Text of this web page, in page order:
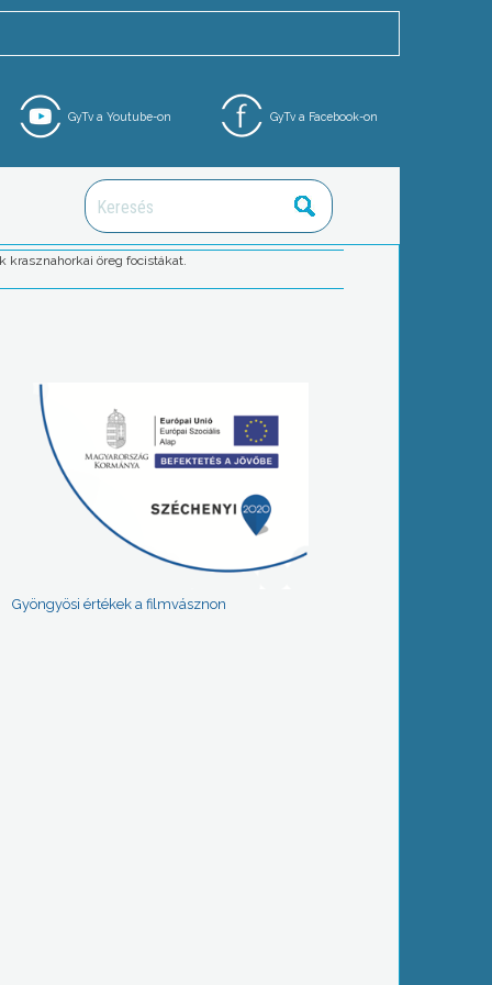
GyTv a Facebook-on
GyTv a Youtube-on
krasznahorkai öreg focistákat.
Gyöngyösi értékek a filmvásznon